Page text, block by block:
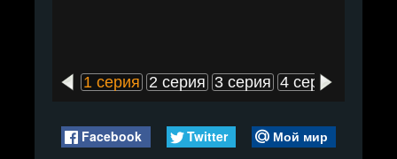
1 серия 2 серия 3 серия 4 серия
Facebook Twitter
Мой мир